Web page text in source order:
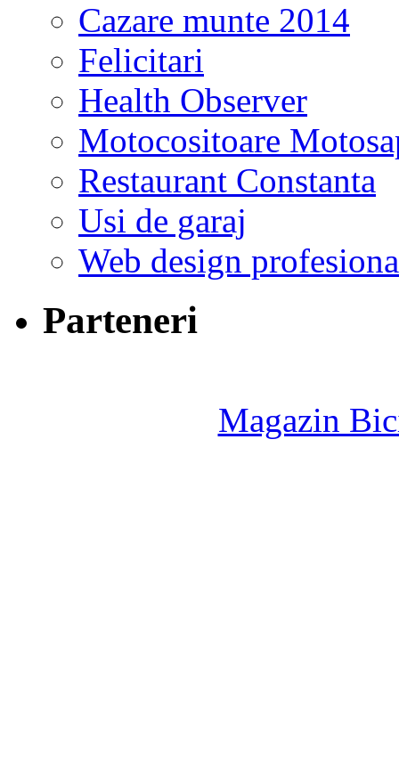
Cazare munte 2014
Felicitari
Health Observer
Motocositoare
Restaurant Constanta
Usi de garaj
Web design
Parteneri
Magazin